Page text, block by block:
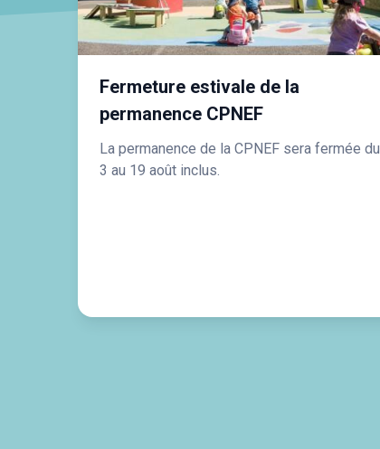
Fermeture estivale de la
permanence CPNEF
La permanence de la CPNEF sera fermée du
3 au 19 août inclus.